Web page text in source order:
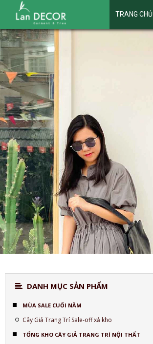
TRANG CHỦ
DANH MỤC SẢN PHẨM
MÙA SALE CUỐI NĂM
Cây Giả Trang Trí Sale-off xả kho
TỔNG KHO CÂY GIẢ TRANG TRÍ NỘI THẤT